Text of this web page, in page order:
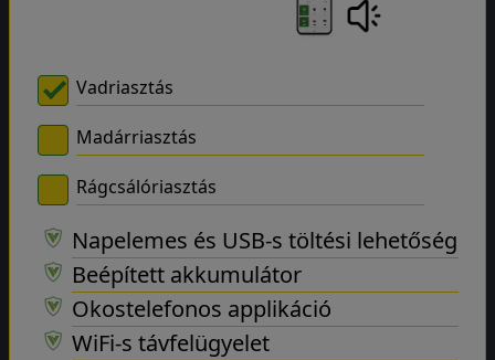
Vadriasztás
Madárriasztás
Rágcsálóriasztás
Napelemes és USB-s töltési lehetőség
Beépített akkumulátor
Okostelefonos applikáció
WiFi-s távfelügyelet